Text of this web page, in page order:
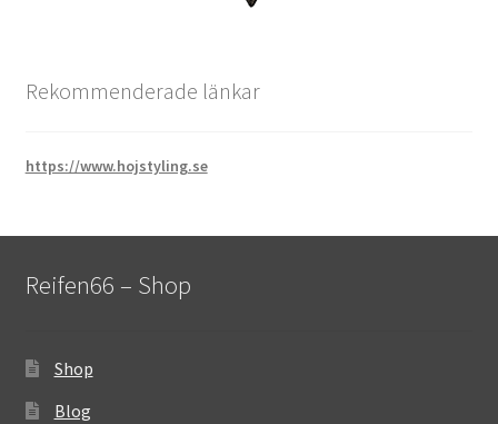
Rekommenderade länkar
https://www.hojstyling.se
Reifen66 – Shop
Shop
Blog